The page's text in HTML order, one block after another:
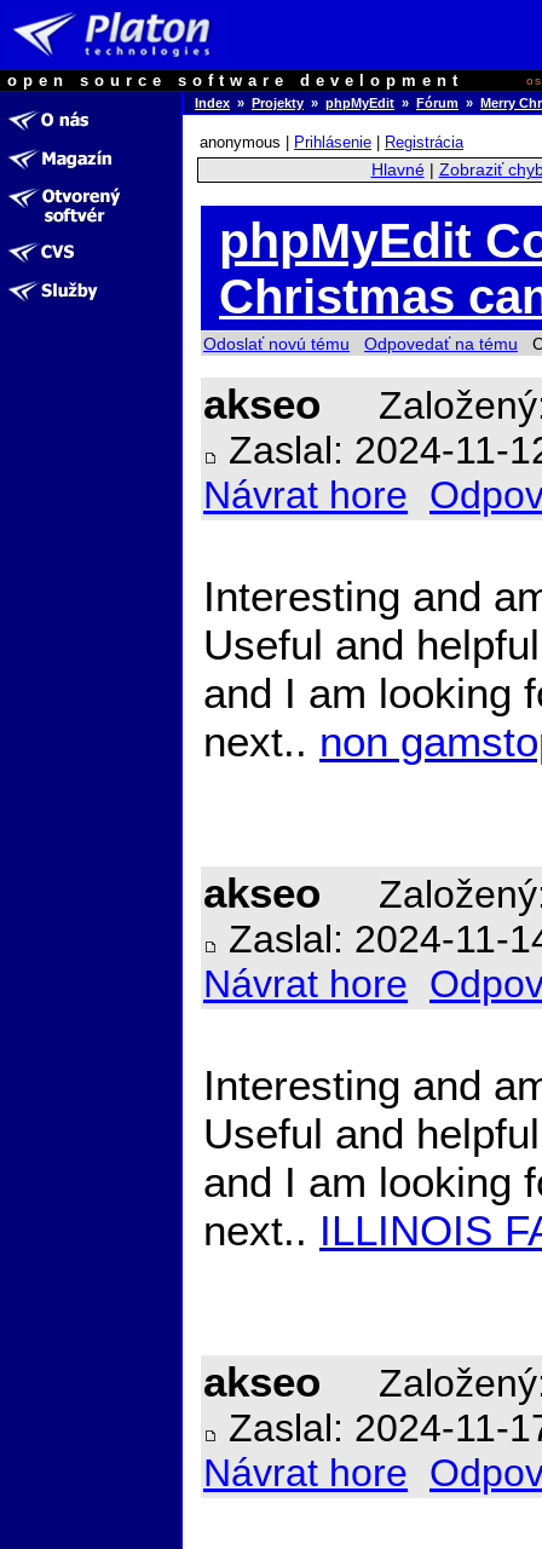
open source software development
Index » Projekty » phpMyEdit » Fórum » Merry
anonymous | Prihlásenie
Registrácia
Hlavné| Zobraziť
phpMyEdit
Christmas
Odoslať novú tému Odpovedať na tému
akseo
Zaslal: 2024-11-
Návrat hore
Interesting and
Useful and
and I am looking
next.. non
akseo
Zaslal: 2024-11-
Návrat hore
Interesting and
Useful and
and I am looking
next.. ILLINOIS
akseo
Zaslal: 2024-11-
Návrat hore